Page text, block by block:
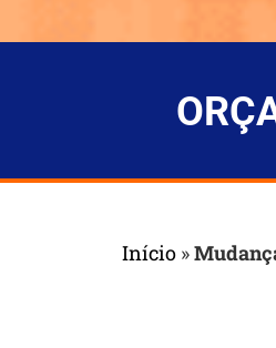
Início »